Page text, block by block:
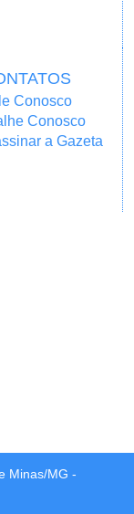
Conosco
Conosco
a Gazeta
Minas/MG -